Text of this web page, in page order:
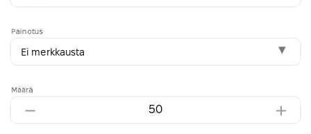
Ei merkkausta
Painotus
Määrä